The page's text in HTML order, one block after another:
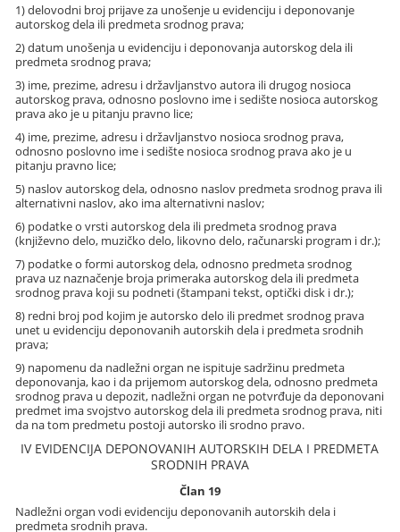
1) delovodni broj prijave za unošenje u evidenciju i deponovanje
autorskog dela ili predmeta srodnog prava;
2) datum unošenja u evidenciju i deponovanja autorskog dela ili
predmeta srodnog prava;
3) ime, prezime, adresu i državljanstvo autora ili drugog nosioca
autorskog prava, odnosno poslovno ime i sedište nosioca autorskog
prava ako je u pitanju pravno lice;
4) ime, prezime, adresu i državljanstvo nosioca srodnog prava,
odnosno poslovno ime i sedište nosioca srodnog prava ako je u
pitanju pravno lice;
5) naslov autorskog dela, odnosno naslov predmeta srodnog prava ili
alternativni naslov, ako ima alternativni naslov;
6) podatke o vrsti autorskog dela ili predmeta srodnog prava
(književno delo, muzičko delo, likovno delo, računarski program i dr.);
7) podatke o formi autorskog dela, odnosno predmeta srodnog
prava uz naznačenje broja primeraka autorskog dela ili predmeta
srodnog prava koji su podneti (štampani tekst, optički disk i dr.);
8) redni broj pod kojim je autorsko delo ili predmet srodnog prava
unet u evidenciju deponovanih autorskih dela i predmeta srodnih
prava;
9) napomenu da nadležni organ ne ispituje sadržinu predmeta
deponovanja, kao i da prijemom autorskog dela, odnosno predmeta
srodnog prava u depozit, nadležni organ ne potvrđuje da deponovani
predmet ima svojstvo autorskog dela ili predmeta srodnog prava, niti
da na tom predmetu postoji autorsko ili srodno pravo.
IV EVIDENCIJA DEPONOVANIH AUTORSKIH DELA I PREDMETA
SRODNIH PRAVA
Član 19
Nadležni organ vodi evidenciju deponovanih autorskih dela i
predmeta srodnih prava.